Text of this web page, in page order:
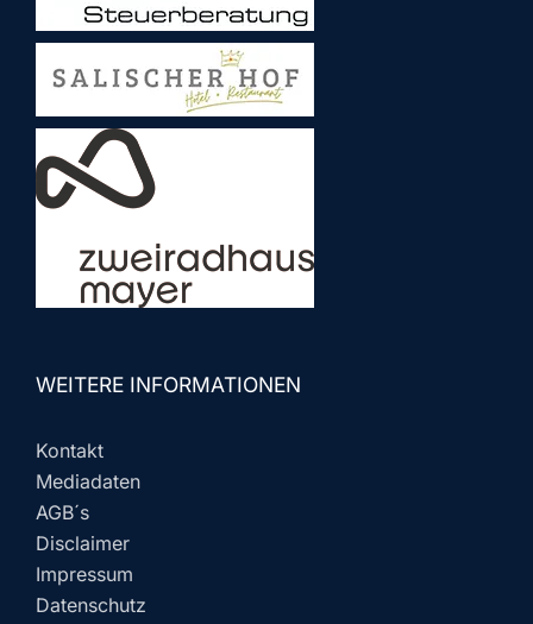
WEITERE INFORMATIONEN
Kontakt
Mediadaten
AGB´s
Disclaimer
Impressum
Datenschutz